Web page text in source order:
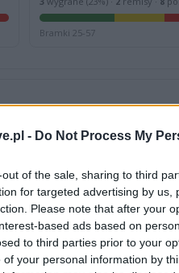
- Do Not Process My
of the sale, sharing to third
for targeted advertising by
Please note that after your
based ads based on
to third parties prior to your
your personal information by
Bramki 25-57
07.06.2026
Przeworsk
2
W